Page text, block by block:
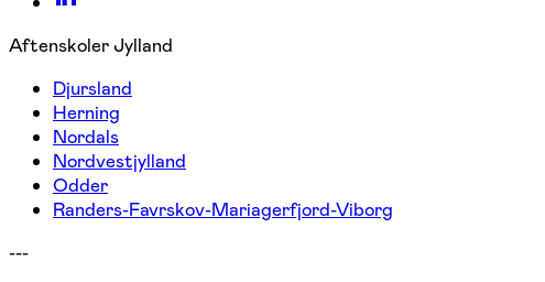
Aftenskoler Jylland
Djursland
Herning
Nordals
Nordvestjylland
Odder
Randers-Favrskov-Mariagerfjord-Viborg
---